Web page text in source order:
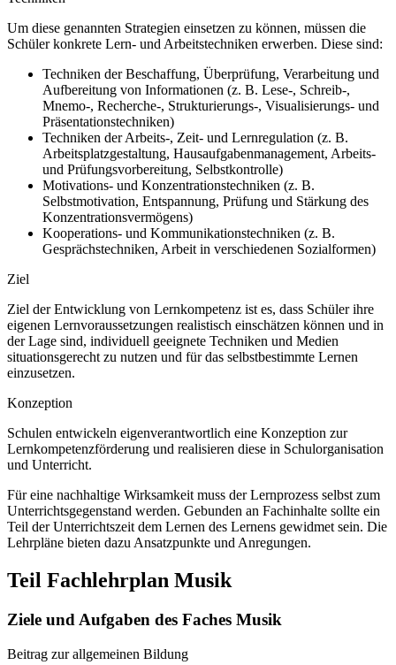
Um diese genannten Strategien einsetzen zu können, müssen die
Schüler konkrete Lern- und Arbeitstechniken erwerben. Diese sind:
Techniken der Beschaffung, Überprüfung, Verarbeitung und
Aufbereitung von Informationen (z. B. Lese-, Schreib-,
Mnemo-, Recherche-, Strukturierungs-, Visualisierungs- und
Präsentationstechniken)
Techniken der Arbeits-, Zeit- und Lernregulation (z. B.
Arbeitsplatzgestaltung, Hausaufgabenmanagement, Arbeits-
und Prüfungsvorbereitung, Selbstkontrolle)
Motivations- und Konzentrationstechniken (z. B.
Selbstmotivation, Entspannung, Prüfung und Stärkung des
Konzentrationsvermögens)
Kooperations- und Kommunikationstechniken (z. B.
Gesprächstechniken, Arbeit in verschiedenen Sozialformen)
Ziel
Ziel der Entwicklung von Lernkompetenz ist es, dass Schüler ihre
eigenen Lernvoraussetzungen realistisch einschätzen können und in
der Lage sind, individuell geeignete Techniken und Medien
situationsgerecht zu nutzen und für das selbstbestimmte Lernen
einzusetzen.
Konzeption
Schulen entwickeln eigenverantwortlich eine Konzeption zur
Lernkompetenzförderung und realisieren diese in Schulorganisation
und Unterricht.
Für eine nachhaltige Wirksamkeit muss der Lernprozess selbst zum
Unterrichtsgegenstand werden. Gebunden an Fachinhalte sollte ein
Teil der Unterrichtszeit dem Lernen des Lernens gewidmet sein. Die
Lehrpläne bieten dazu Ansatzpunkte und Anregungen.
Teil Fachlehrplan Musik
Ziele und Aufgaben des Faches Musik
Beitrag zur allgemeinen Bildung